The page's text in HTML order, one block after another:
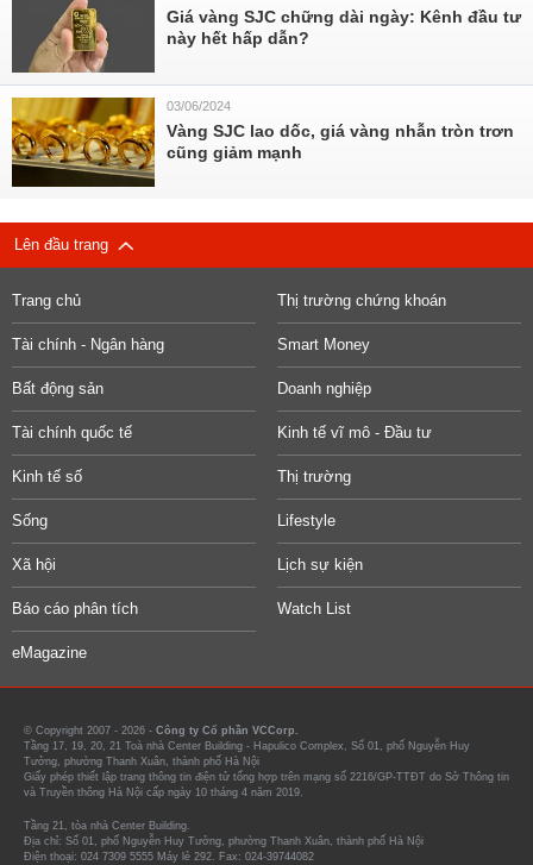
Giá vàng SJC chững dài ngày: Kênh đầu tư
này hết hấp dẫn?
03/06/2024
Vàng SJC lao dốc, giá vàng nhẫn tròn trơn
cũng giảm mạnh
Lên đầu trang
Trang chủ Thị trường chứng khoán
Tài chính - Ngân hàng Smart Money
Bất động sản Doanh nghiệp
Tài chính quốc tế Kinh tế vĩ mô - Đầu tư
Kinh tế số Thị trường
Sống Lifestyle
Xã hội Lịch sự kiện
Báo cáo phân tích Watch List
eMagazine
© Copyright 2007 - 2026 - Công ty Cổ phần VCCorp.
Tầng 17, 19, 20, 21 Toà nhà Center Building - Hapulico Complex, Số 01, phố Nguyễn Huy
Tưởng, phường Thanh Xuân, thành phố Hà Nội
Giấy phép thiết lập trang thông tin điện tử tổng hợp trên mạng số 2216/GP-TTĐT do Sở Thông tin
và Truyền thông Hà Nội cấp ngày 10 tháng 4 năm 2019.
Tầng 21, tòa nhà Center Building.
Địa chỉ: Số 01, phố Nguyễn Huy Tưởng, phường Thanh Xuân, thành phố Hà Nội
Điện thoại: 024 7309 5555 Máy lẻ 292. Fax: 024-39744082